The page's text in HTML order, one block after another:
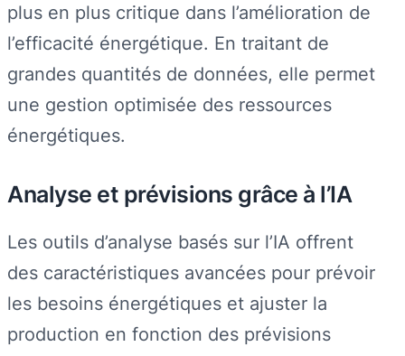
plus en plus critique dans l’amélioration de
l’efficacité énergétique. En traitant de
grandes quantités de données, elle permet
une gestion optimisée des ressources
énergétiques.
Analyse et prévisions grâce à l’IA
Les outils d’analyse basés sur l’IA offrent
des caractéristiques avancées pour prévoir
les besoins énergétiques et ajuster la
production en fonction des prévisions